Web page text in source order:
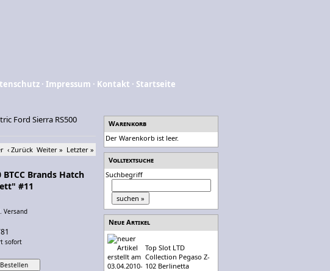
· Impressum · Kontakt · Startseite
Ford Sierra RS500
‹ Zurück Weiter » Letzter »
Brands Hatch
#11
Versand
sofort
Warenkorb
Der Warenkorb ist leer.
Volltextsuche
Suchbegriff
Neue Artikel
Top Slot LTD
Collection Pegaso Z-
102 Berlinetta